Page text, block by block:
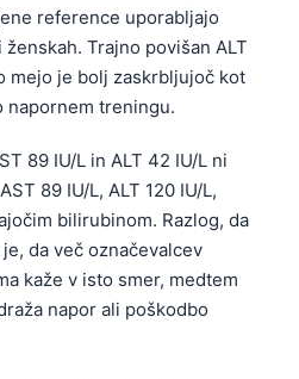
reference uporabljajo
Trajno povišan ALT
mejo je bolj zaskrbljujoč kot
napornem treningu.
89 IU/L in ALT 42 IU/L ni
89 IU/L, ALT 120 IU/L,
bilirubinom. Razlog, da
da več označevalcev
kaže v isto smer, medtem
napor ali poškodbo